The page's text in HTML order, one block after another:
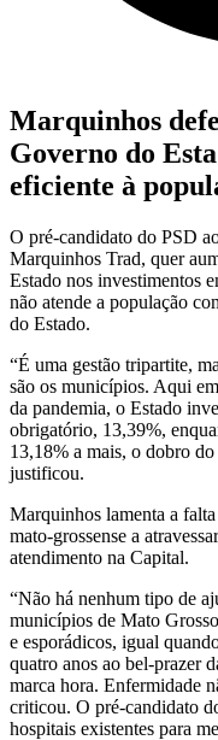
Marquinhos
Governo do
eficiente à
O pré-candidato do PSD
Marquinhos Trad, quer
Estado nos investimentos
não atende a população
do Estado.
“É uma gestão tripartite,
são os municípios. Aqui
da pandemia, o Estado
obrigatório, 13,39%,
13,18% a mais, o dobro
justificou.
Marquinhos lamenta a
mato-grossense a
atendimento na Capital.
“Não há nenhum tipo de
municípios de Mato
e esporádicos, igual
quatro anos ao bel-prazer
marca hora. Enfermidade
criticou. O pré-candidato
hospitais existentes para